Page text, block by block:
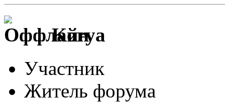
Korya
Участник
Житель форума